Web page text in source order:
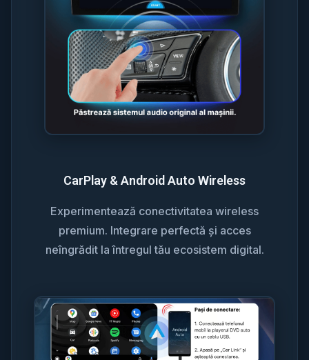
CarPlay & Android Auto Wireless
Experimentează conectivitatea wireless
premium. Integrare perfectă și acces
neîngrădit la întregul tău ecosistem digital.